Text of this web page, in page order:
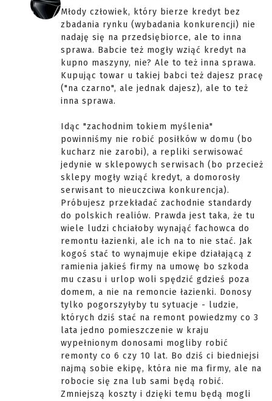
Młody człowiek, który bierze kredyt bez
zbadania rynku (wybadania konkurencji) nie
nadaję się na przedsiębiorce, ale to inna
sprawa. Babcie też mogły wziąć kredyt na
kupno maszyny, nie? Ale to też inna sprawa.
Kupując towar u takiej babci też dajesz pracę
("na czarno", ale jednak dajesz), ale to też
inna sprawa.
Idąc "zachodnim tokiem myślenia"
powinniśmy nie robić posiłków w domu (bo
kucharz nie zarobi), a repliki serwisować
jedynie w sklepowych serwisach (bo przecież
sklepy mogły wziąć kredyt, a domorosły
serwisant to nieuczciwa konkurencja).
Próbujesz przekładać zachodnie standardy
do polskich realiów. Prawda jest taka, że tu
wiele ludzi chciałoby wynająć fachowca do
remontu łazienki, ale ich na to nie stać. Jak
kogoś stać to wynajmuje ekipe działającą z
ramienia jakieś firmy na umowę bo szkoda
mu czasu i urlop woli spędzić gdzieś poza
domem, a nie na remoncie łazienki. Donosy
tylko pogorszyłyby tu sytuacje - ludzie,
których dziś stać na remont powiedzmy co 3
lata jedno pomieszczenie w kraju
wypełnionym donosami mogliby robić
remonty co 6 czy 10 lat. Bo dziś ci biedniejsi
najmą sobie ekipę, która nie ma firmy, ale na
robocie się zna lub sami będą robić.
Zmniejszą koszty i dzięki temu będą mogli